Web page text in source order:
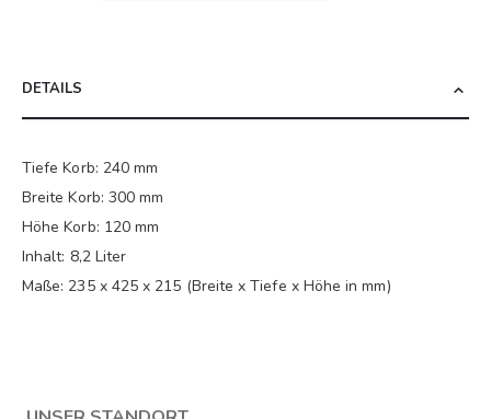
DETAILS
Tiefe Korb: 240 mm
Breite Korb: 300 mm
Höhe Korb: 120 mm
Inhalt: 8,2 Liter
Maße: 235 x 425 x 215 (Breite x Tiefe x Höhe in mm)